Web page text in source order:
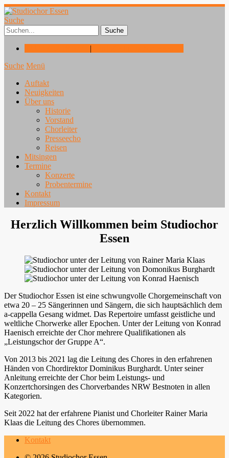
Suche
|
Suche Menü
Auftakt
Neuigkeiten
Über uns
Historie
Vorstand
Chorleiter
Presseecho
Reisen
Mitsingen
Termine
Konzerte
Probentermine
Kontakt
Impressum
Herzlich Willkommen beim Studiochor
Essen
Der Studiochor Essen ist eine schwungvolle Chorgemeinschaft von
etwa 20 – 25 Sängerinnen und Sängern, die sich hauptsächlich dem
a-cappella Gesang widmet. Das Repertoire umfasst geistliche und
weltliche Chorwerke aller Epochen. Unter der Leitung von Konrad
Haenisch erreichte der Chor mehrere Qualifikationen als
„Leistungschor der Gruppe A“.
Von 2013 bis 2021 lag die Leitung des Chores in den erfahrenen
Händen von Chordirektor Dominikus Burghardt. Unter seiner
Anleitung erreichte der Chor beim Leistungs- und
Konzertchorsingen des Chorverbandes NRW Bestnoten in allen
Kategorien.
Seit 2022 hat der erfahrene Pianist und Chorleiter Rainer Maria
Klaas die Leitung des Chores übernommen.
Kontakt